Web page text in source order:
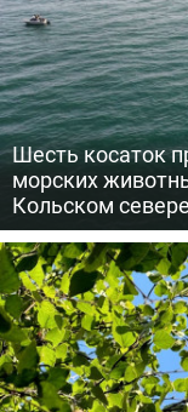
Шесть косаток
морских
Кольском